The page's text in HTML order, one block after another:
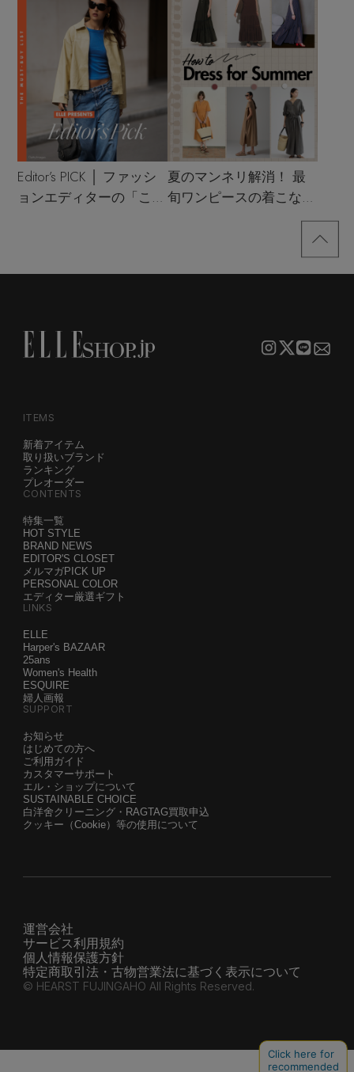
Editor’s PICK │ ファッシ
ョンエディターの「これ
夏のマンネリ解消！ 最
旬ワンピースの着こなし
ITEMS
新着アイテム
取り扱いブランド
ランキング
プレオーダー
CONTENTS
特集一覧
HOT STYLE
BRAND NEWS
EDITOR'S CLOSET
メルマガPICK UP
PERSONAL COLOR
エディター厳選ギフト
LINKS
ELLE
Harper's BAZAAR
25ans
Women's Health
ESQUIRE
婦人画報
SUPPORT
お知らせ
はじめての方へ
ご利用ガイド
カスタマーサポート
エル・ショップについて
SUSTAINABLE CHOICE
白洋舍クリーニング・RAGTAG買取申込
クッキー（Cookie）等の使用について
運営会社
サービス利用規約
個人情報保護方針
特定商取引法・古物営業法に基づく表示について
© HEARST FUJINGAHO All Rights Reserved.